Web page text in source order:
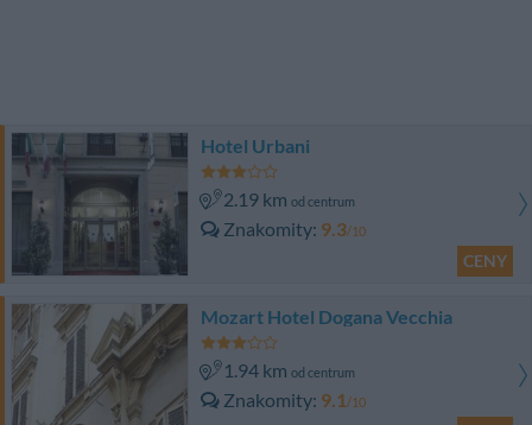
Hotel Urbani
2.19 km od centrum
Znakomity 9.3/10
CENY
Mozart Hotel Dogana Vecchia
1.94 km od centrum
Znakomity 9.1/10